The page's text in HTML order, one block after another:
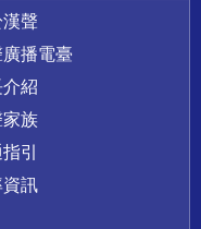
漢聲
播電臺
紹
族
引
訊